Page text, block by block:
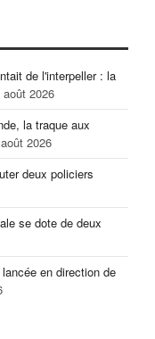
de l'interpeller : la
août 2026
la traque aux
2026
deux policiers
se dote de deux
en direction de